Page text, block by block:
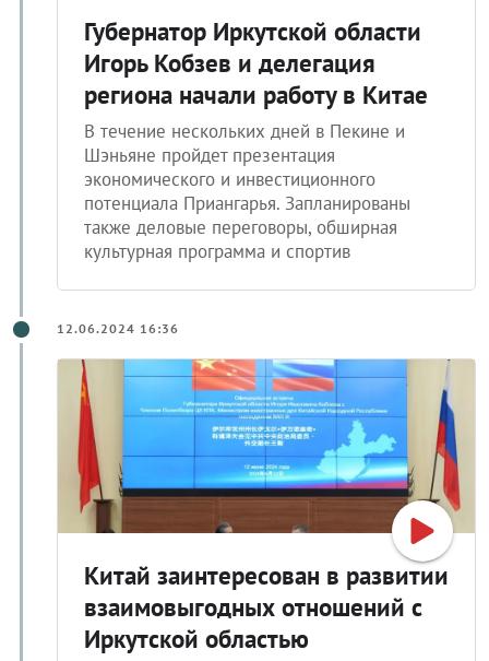
Губернатор Иркутской области
Игорь Кобзев и делегация
региона начали работу в Китае
В течение нескольких дней в Пекине и
Шэньяне пройдет презентация
экономического и инвестиционного
потенциала Приангарья. Запланированы
также деловые переговоры, обширная
культурная программа и спортив
12.06.2024 16:36
Китай заинтересован в развитии
взаимовыгодных отношений с
Иркутской областью